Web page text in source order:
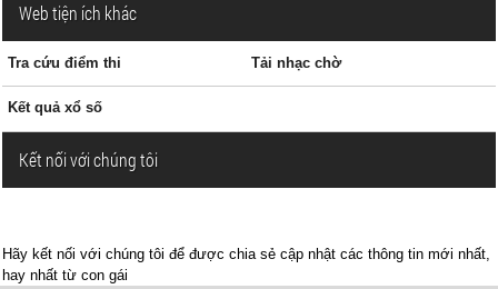
Web tiện ích khác
Tra cứu điểm thi Tải nhạc chờ
Kết quả xổ số
Kết nối với chúng tôi
Hãy kết nối với chúng tôi để được chia sẻ cập nhật các thông tin mới nhất,
hay nhất từ con gái